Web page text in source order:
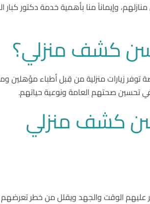
وإيماناً منا بأهمية خدمة
كشف منزلي؟
زيارات منزلية من قِبل أطباء مؤهلين
تحسين صحتهم العامة ونوعية حياتهم.
كشف منزلي
عليهم الوقت والجهد ويقلل من خطر تعرضهم